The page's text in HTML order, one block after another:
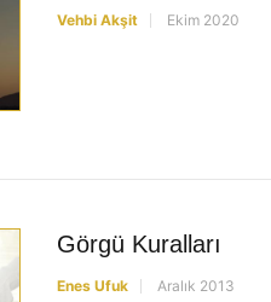
Vehbi Akşit Ekim 2020
Görgü Kuralları
Enes Ufuk Aralık 2013